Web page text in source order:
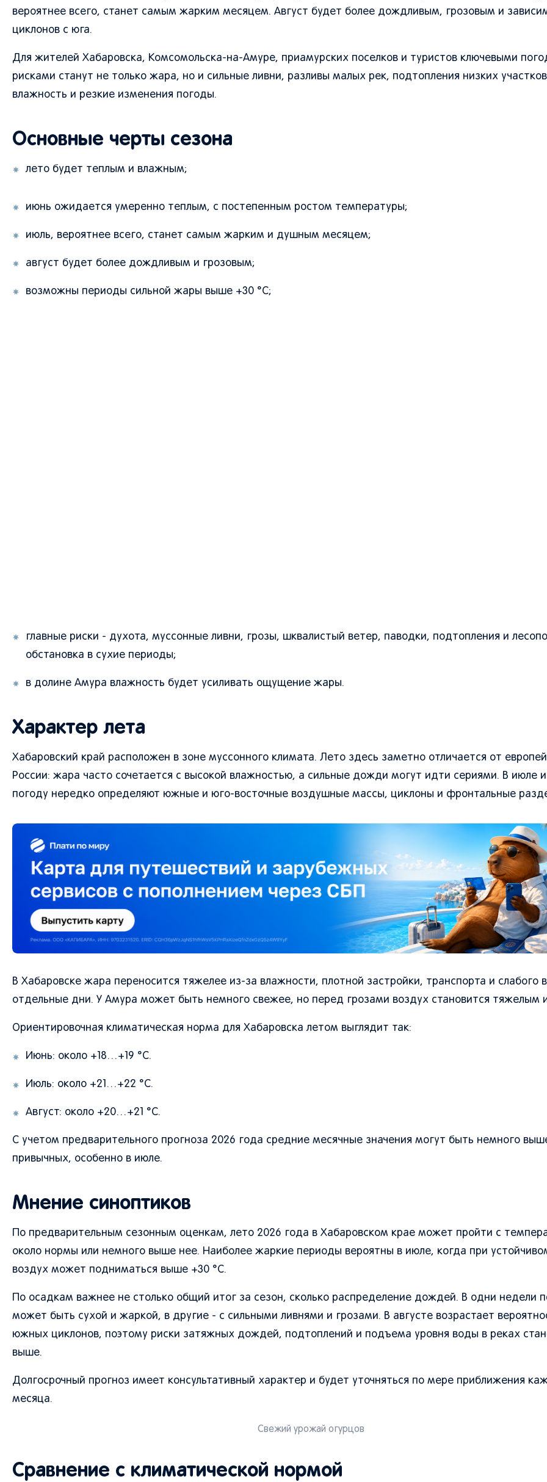
вероятнее всего, станет самым жарким месяцем. Август будет более дождливым, грозовым и
циклонов с юга.
Для жителей Хабаровска, Комсомольска-на-Амуре, приамурских поселков и туристов ключевыми
рисками станут не только жара, но и сильные ливни, разливы малых рек, подтопления низких
влажность и резкие изменения погоды.
Основные черты сезона
лето будет теплым и влажным;
июнь ожидается умеренно теплым, с постепенным ростом температуры;
июль, вероятнее всего, станет самым жарким и душным месяцем;
август будет более дождливым и грозовым;
возможны периоды сильной жары выше +30 °C;
главные риски - духота, муссонные ливни, грозы, шквалистый ветер, паводки, подтопления и
обстановка в сухие периоды;
в долине Амура влажность будет усиливать ощущение жары.
Характер лета
Хабаровский край расположен в зоне муссонного климата. Лето здесь заметно отличается от
России: жара часто сочетается с высокой влажностью, а сильные дожди могут идти сериями. В июле и
погоду нередко определяют южные и юго-восточные воздушные массы, циклоны и фронтальные
В Хабаровске жара переносится тяжелее из-за влажности, плотной застройки, транспорта и слабого
отдельные дни. У Амура может быть немного свежее, но перед грозами воздух становится тяжелым
Ориентировочная климатическая норма для Хабаровска летом выглядит так:
Июнь: около +18…+19 °C.
Июль: около +21…+22 °C.
Август: около +20…+21 °C.
С учетом предварительного прогноза 2026 года средние месячные значения могут быть немного
привычных, особенно в июле.
Мнение синоптиков
По предварительным сезонным оценкам, лето 2026 года в Хабаровском крае может пройти с
около нормы или немного выше нее. Наиболее жаркие периоды вероятны в июле, когда при
воздух может подниматься выше +30 °C.
По осадкам важнее не столько общий итог за сезон, сколько распределение дождей. В одни недели
может быть сухой и жаркой, в другие - с сильными ливнями и грозами. В августе возрастает
южных циклонов, поэтому риски затяжных дождей, подтоплений и подъема уровня воды в реках
выше.
Долгосрочный прогноз имеет консультативный характер и будет уточняться по мере приближения
месяца.
Свежий урожай огурцов
Сравнение с климатической нормой